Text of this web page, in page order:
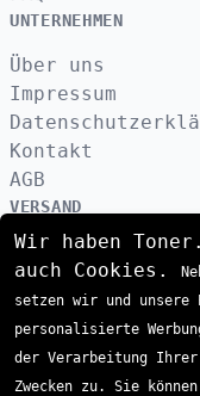
UNTERNEHMEN
Über uns
Impressum
Kontakt
AGB
VERSAND
ZAHLUNGSARTEN
Wir haben
auch Cookies.
setzen wir und unsere
personalisierte
der Verarbeitung
Zwecken zu. Sie